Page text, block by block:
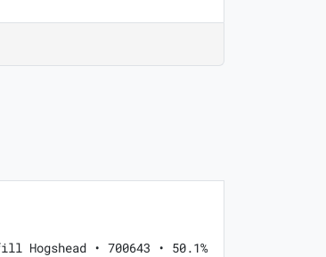
• 700643 • 50.1%